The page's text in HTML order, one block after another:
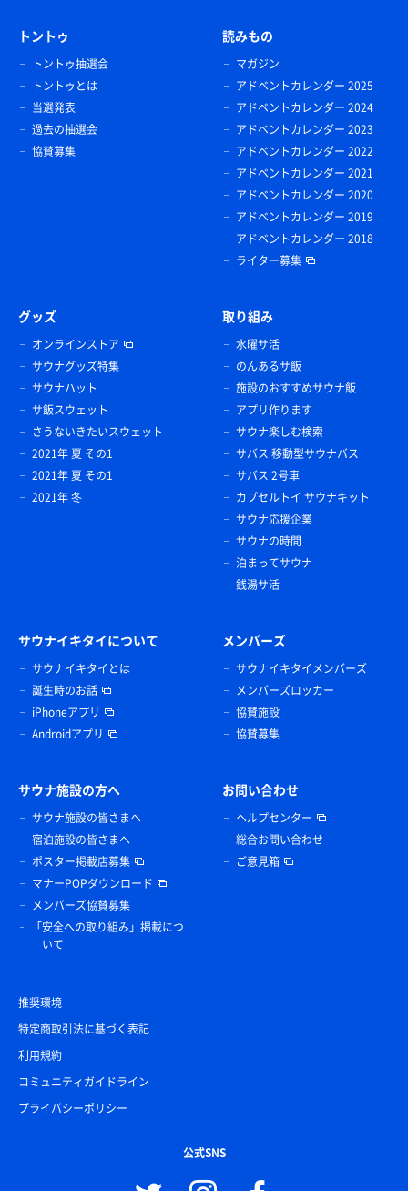
トントゥ
トントゥ抽選会
トントゥとは
当選発表
過去の抽選会
協賛募集
読みもの
マガジン
アドベントカレンダー 2025
アドベントカレンダー 2024
アドベントカレンダー 2023
アドベントカレンダー 2022
アドベントカレンダー 2021
アドベントカレンダー 2020
アドベントカレンダー 2019
アドベントカレンダー 2018
ライター募集
グッズ
オンラインストア
サウナグッズ特集
サウナハット
サ飯スウェット
さうないきたいスウェット
2021年 夏 その1
2021年 夏 その1
2021年 冬
取り組み
水曜サ活
のんあるサ飯
施設のおすすめサウナ飯
アプリ作ります
サウナ楽しむ検索
サバス 移動型サウナバス
サバス 2号車
カプセルトイ サウナキット
サウナ応援企業
サウナの時間
泊まってサウナ
銭湯サ活
サウナイキタイについて
サウナイキタイとは
誕生時のお話
iPhoneアプリ
Androidアプリ
メンバーズ
サウナイキタイメンバーズ
メンバーズロッカー
協賛施設
協賛募集
サウナ施設の方へ
サウナ施設の皆さまへ
宿泊施設の皆さまへ
ポスター掲載店募集
マナーPOPダウンロード
メンバーズ協賛募集
「安全への取り組み」掲載につ
いて
お問い合わせ
ヘルプセンター
総合お問い合わせ
ご意見箱
推奨環境
特定商取引法に基づく表記
利用規約
コミュニティガイドライン
プライバシーポリシー
公式SNS